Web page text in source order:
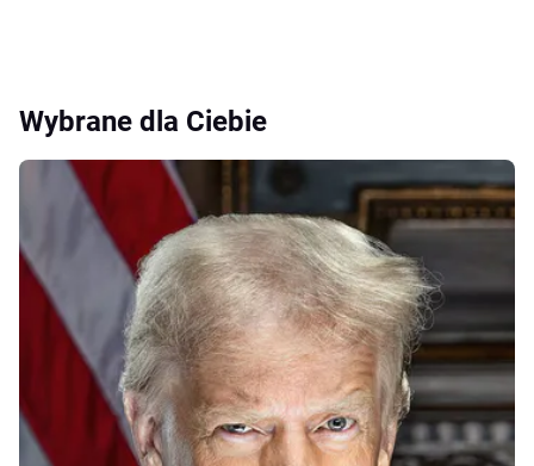
Wybrane dla Ciebie